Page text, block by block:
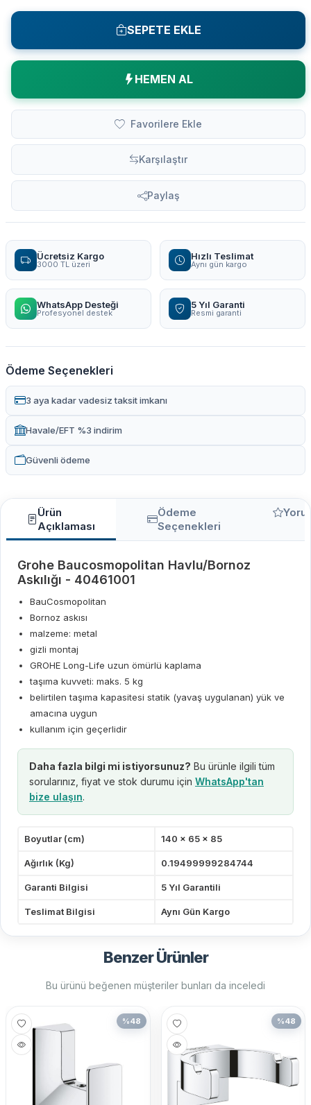
SEPETE EKLE
HEMEN AL
Favorilere Ekle
Karşılaştır
Paylaş
Ücretsiz Kargo
3000 TL üzeri
Hızlı Teslimat
Aynı gün kargo
WhatsApp Desteği
Profesyonel destek
5 Yıl Garanti
Resmi garanti
Ödeme Seçenekleri
3 aya kadar vadesiz taksit imkanı
Havale/EFT %3 indirim
Güvenli ödeme
Ürün
Açıklaması
Ödeme
Seçenekleri
Grohe Baucosmopolitan Havlu/Bornoz
Askılığı - 40461001
BauCosmopolitan
Bornoz askısı
malzeme: metal
gizli montaj
GROHE Long-Life uzun ömürlü kaplama
taşıma kuvveti: maks. 5 kg
belirtilen taşıma kapasitesi statik (yavaş uygulanan) yük ve
amacına uygun
kullanım için geçerlidir
Daha fazla bilgi mi istiyorsunuz? Bu ürünle ilgili tüm
sorularınız, fiyat ve stok durumu için WhatsApp'tan
bize ulaşın.
Boyutlar (cm) 140 x 65 x 85
Ağırlık (Kg) 0.19499999284744
Garanti Bilgisi 5 Yıl Garantili
Teslimat Bilgisi Aynı Gün Kargo
Benzer Ürünler
Bu ürünü beğenen müşteriler bunları da inceledi
%48 %48